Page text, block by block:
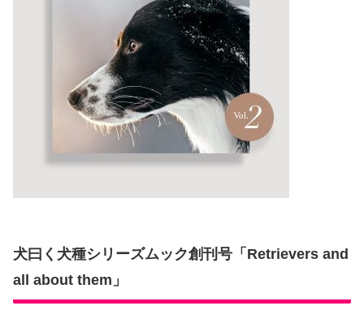
犬曰く犬種シリーズムック創刊号「Retrievers and
all about them」